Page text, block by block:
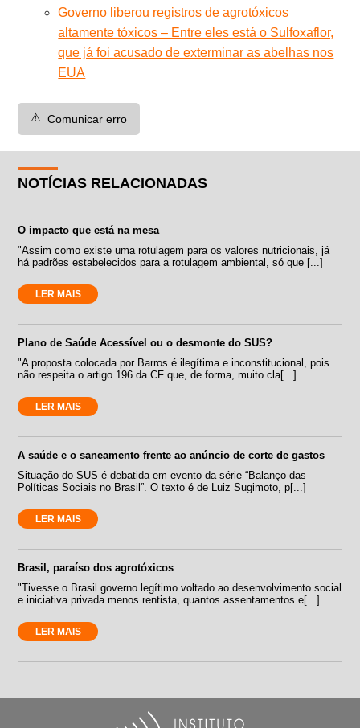
Governo liberou registros de agrotóxicos
altamente tóxicos – Entre eles está o Sulfoxaflor,
que já foi acusado de exterminar as abelhas nos
EUA
⚠️ Comunicar erro
NOTÍCIAS RELACIONADAS
O impacto que está na mesa
"Assim como existe uma rotulagem para os valores nutricionais, já
há padrões estabelecidos para a rotulagem ambiental, só que [...]
LER MAIS
Plano de Saúde Acessível ou o desmonte do SUS?
"A proposta colocada por Barros é ilegítima e inconstitucional, pois
não respeita o artigo 196 da CF que, de forma, muito cla[...]
LER MAIS
A saúde e o saneamento frente ao anúncio de corte de gastos
Situação do SUS é debatida em evento da série “Balanço das
Políticas Sociais no Brasil”. O texto é de Luiz Sugimoto, p[...]
LER MAIS
Brasil, paraíso dos agrotóxicos
"Tivesse o Brasil governo legítimo voltado ao desenvolvimento social
e iniciativa privada menos rentista, quantos assentamentos e[...]
LER MAIS